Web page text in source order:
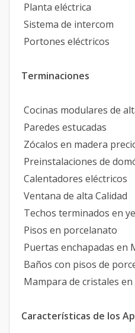
Planta eléctrica
Sistema de intercom
Portones eléctricos
Terminaciones
Cocinas modulares de
Paredes estucadas
Zócalos en madera
Preinstalaciones de
Calentadores eléctricos
Ventana de alta Calidad
Techos terminados en
Pisos en porcelanato
Puertas enchapadas en
Baños con pisos de
Mampara de cristales en
Características de los